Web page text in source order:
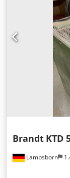
Lambsborn
Brandt KTD